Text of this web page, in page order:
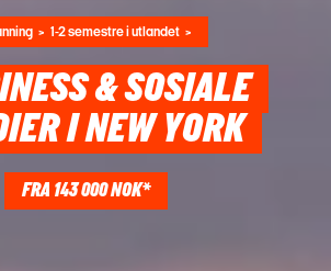
1-2 semestre i utlandet
& SOSIALE
I NEW YORK
FRA 143 000 NOK*